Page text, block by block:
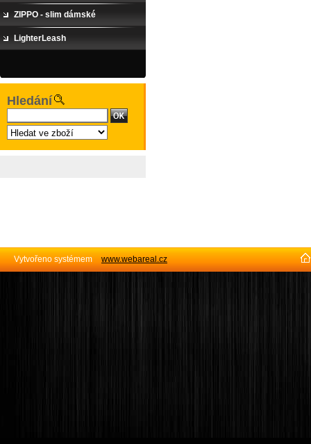
ZIPPO - slim dámské
LighterLeash
Hledání
Vytvořeno systémem www.webareal.cz